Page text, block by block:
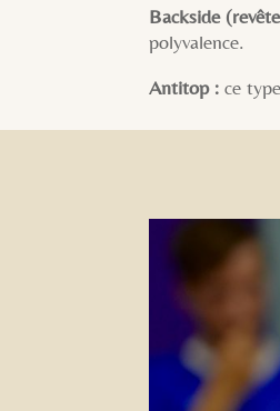
Backside
polyvalence.
Antitop :ce